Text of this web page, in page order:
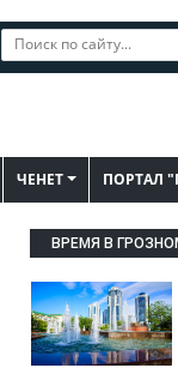
ЧЕНЕТ ПОРТАЛ
ВРЕМЯ В